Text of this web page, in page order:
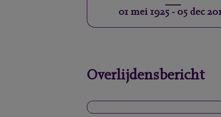
01 mei 1925 - 05 dec
Overlijdensbericht